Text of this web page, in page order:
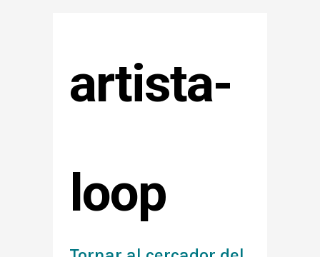
artista-
loop